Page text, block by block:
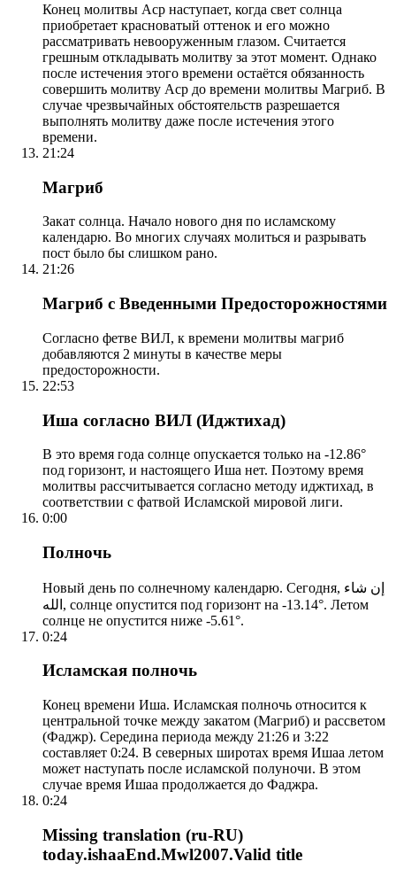
Конец молитвы Аср наступает, когда свет солнца
приобретает красноватый оттенок и его можно
рассматривать невооруженным глазом. Считается
грешным откладывать молитву за этот момент. Однако
после истечения этого времени остаётся обязанность
совершить молитву Аср до времени молитвы Магриб. В
случае чрезвычайных обстоятельств разрешается
выполнять молитву даже после истечения этого
времени.
21:24
Магриб
Закат солнца. Начало нового дня по исламскому
календарю. Во многих случаях молиться и разрывать
пост было бы слишком рано.
21:26
Магриб с Введенными Предосторожностями
Согласно фетве ВИЛ, к времени молитвы магриб
добавляются 2 минуты в качестве меры
предосторожности.
22:53
Иша согласно ВИЛ (Иджтихад)
В это время года солнце опускается только на -12.86°
под горизонт, и настоящего Иша нет. Поэтому время
молитвы рассчитывается согласно методу иджтихад, в
соответствии с фатвой Исламской мировой лиги.
0:00
Полночь
Новый день по солнечному календарю. Сегодня, إن شاء
الله, солнце опустится под горизонт на -13.14°. Летом
солнце не опустится ниже -5.61°.
0:24
Исламская полночь
Конец времени Иша. Исламская полночь относится к
центральной точке между закатом (Магриб) и рассветом
(Фаджр). Середина периода между 21:26 и 3:22
составляет 0:24. В северных широтах время Ишаа летом
может наступать после исламской полуночи. В этом
случае время Ишаа продолжается до Фаджра.
0:24
Missing translation (ru-RU)
today.ishaaEnd.Mwl2007.Valid title